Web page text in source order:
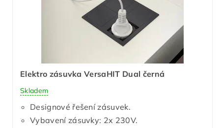
Elektro zásuvka VersaHIT Dual černá
Skladem
Designové řešení zásuvek.
Vybavení zásuvky: 2x 230V.